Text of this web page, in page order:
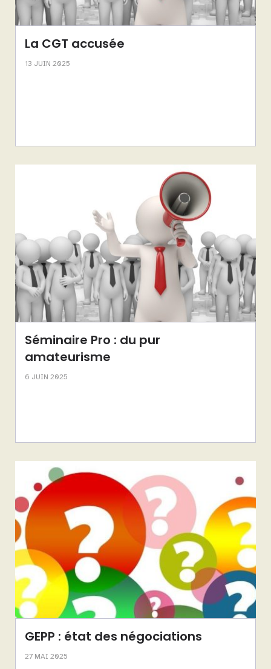
La CGT accusée
13 JUIN 2025
Séminaire Pro : du pur
amateurisme
6 JUIN 2025
GEPP : état des négociations
27 MAI 2025